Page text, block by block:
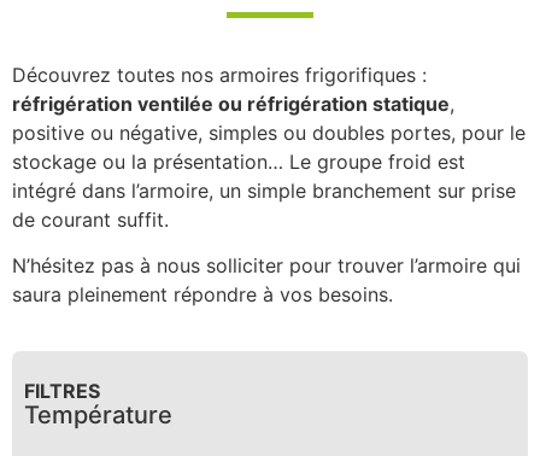
Découvrez toutes nos armoires frigorifiques :
réfrigération ventilée ou réfrigération statique,
positive ou négative, simples ou doubles portes, pour le
stockage ou la présentation… Le groupe froid est
intégré dans l’armoire, un simple branchement sur prise
de courant suffit.
N’hésitez pas à nous solliciter pour trouver l’armoire qui
saura pleinement répondre à vos besoins.
FILTRES
Température